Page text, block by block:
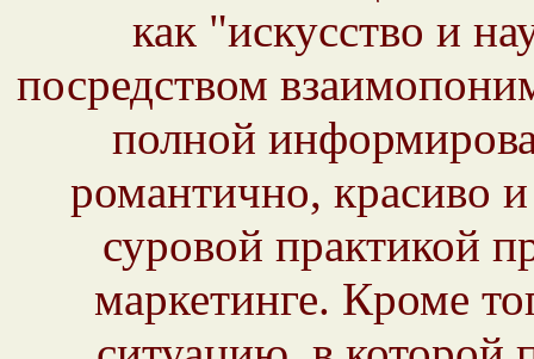
как "искусство и
посредством
полной
романтично, красиво
суровой практикой
маркетинге. Кроме